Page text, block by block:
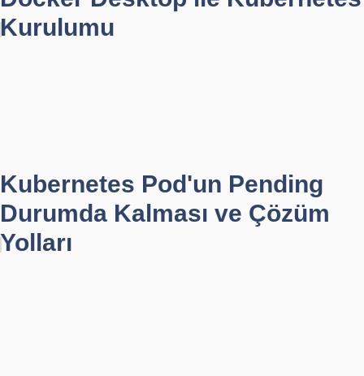
Kurulumu
Kubernetes Pod'un Pending
Durumda Kalması ve Çözüm
Yolları